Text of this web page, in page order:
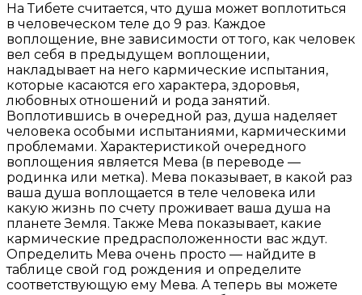
На Тибете считается, что душа может воплотиться
в человеческом теле до 9 раз. Каждое
воплощение, вне зависимости от того, как человек
вел себя в предыдущем воплощении,
накладывает на него кармические испытания,
которые касаются его характера, здоровья,
любовных отношений и рода занятий.
Воплотившись в очередной раз, душа наделяет
человека особыми испытаниями, кармическими
проблемами. Характеристикой очередного
воплощения является Мева (в переводе —
родинка или метка). Мева показывает, в какой раз
ваша душа воплощается в теле человека или
какую жизнь по счету проживает ваша душа на
планете Земля. Также Мева показывает, какие
кармические предрасположенности вас ждут.
Определить Мева очень просто — найдите в
таблице свой год рождения и определите
соответствующую ему Мева. А теперь вы можете